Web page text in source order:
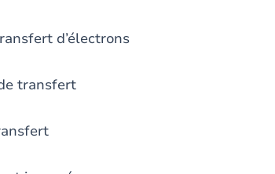
d’électrons
transfert